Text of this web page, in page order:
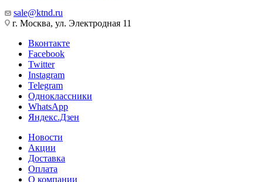
sale@ktnd.ru
г. Москва, ул. Электродная 11
Вконтакте
Facebook
Twitter
Instagram
Telegram
Одноклассники
WhatsApp
Яндекс.Дзен
Новости
Акции
Доставка
Оплата
О компании